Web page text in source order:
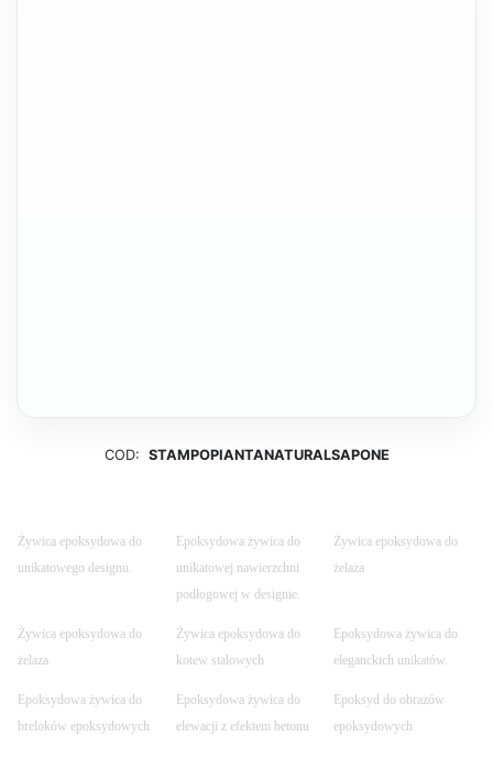
COD: STAMPOPIANTANATURALSAPONE
Żywica epoksydowa do
unikatowego designu.
Epoksydowa żywica do
unikatowej nawierzchni
podłogowej w designie.
Żywica epoksydowa do
żelaza
Żywica epoksydowa do
żelaza
Żywica epoksydowa do
kotew stalowych
Epoksydowa żywica do
eleganckich unikatów.
Epoksydowa żywica do
breloków epoksydowych
Epoksydowa żywica do
elewacji z efektem betonu
Epoksyd do obrazów
epoksydowych